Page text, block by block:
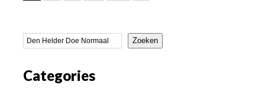
Zoeken
Categories